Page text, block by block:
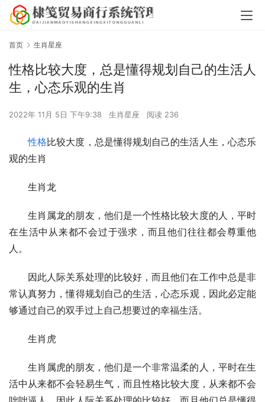
首页 生肖星座
性格比较大度，总是懂得规划自己的生活人
生，心态乐观的生肖
2022年 11月 5日 下午9:38 生肖星座 阅读 236
性格比较大度，总是懂得规划自己的生活人生，心态乐
观的生肖
生肖龙
生肖属龙的朋友，他们是一个性格比较大度的人，平时
在生活中从来都不会过于强求，而且他们往往都会尊重他
人。
因此人际关系处理的比较好，而且他们在工作中总是非
常认真努力，懂得规划自己的生活，心态乐观，因此必定能
够通过自己的双手过上自己想要过的幸福生活。
生肖虎
生肖属虎的朋友，他们是一个非常温柔的人，平时在生
活中从来都不会轻易生气，而且性格比较大度，从来都不会